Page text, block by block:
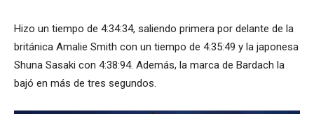
Hizo un tiempo de 4:34:34, saliendo primera por delante de la
británica Amalie Smith con un tiempo de 4:35:49 y la japonesa
Shuna Sasaki con 4:38:94. Además, la marca de Bardach la
bajó en más de tres segundos.